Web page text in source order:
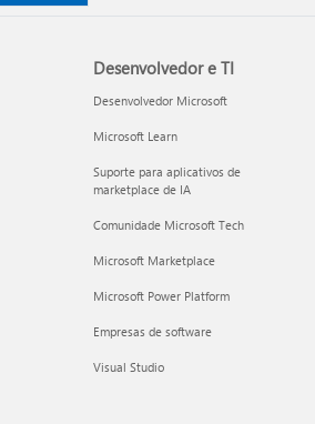
Desenvolvedor e TI
Desenvolvedor Microsoft
Microsoft Learn
Suporte para aplicativos de
marketplace de IA
Comunidade Microsoft Tech
Microsoft Marketplace
Microsoft Power Platform
Empresas de software
Visual Studio